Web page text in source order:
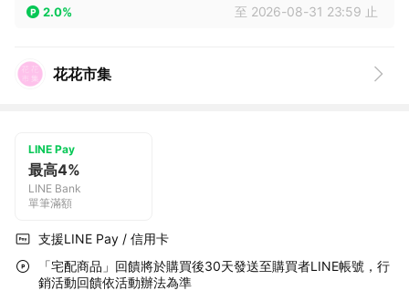
2.0% 至 2026-08-31 23:59 止
花花市集
LINE Pay
最高4%
LINE Bank
單筆滿額
支援LINE Pay / 信用卡
「宅配商品」回饋將於購買後30天發送至購買者LINE帳號，行
銷活動回饋依活動辦法為準